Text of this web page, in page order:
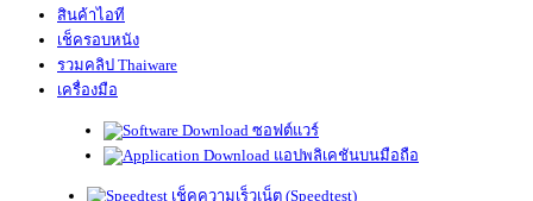
สินค้าไอที
เช็ครอบหนัง
รวมคลิป Thaiware
เครื่องมือ
ซอฟต์แวร์
แอปพลิเคชันบนมือถือ
เช็คความเร็วเน็ต (Speedtest)